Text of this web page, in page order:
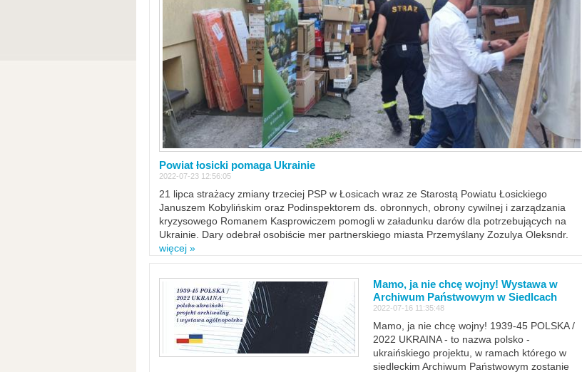
Powiat łosicki pomaga Ukrainie
2022-07-23 12:56:05
21 lipca strażacy zmiany trzeciej PSP w Łosicach wraz ze Starostą Powiatu Łosickiego
Januszem Kobylińskim oraz Podinspektorem ds. obronnych, obrony cywilnej i zarządzania
kryzysowego Romanem Kasprowiczem pomogli w załadunku darów dla potrzebujących na
Ukrainie. Dary odebrał osobiście mer partnerskiego miasta Przemyślany Zozulya Oleksndr.
więcej »
Mamo, ja nie chcę wojny! Wystawa w
Archiwum Państwowym w Siedlcach
2022-07-16 11:35:48
Mamo, ja nie chcę wojny! 1939-45 POLSKA /
2022 UKRAINA - to nazwa polsko -
ukraińskiego projektu, w ramach którego w
siedleckim Archiwum Państwowym zostanie